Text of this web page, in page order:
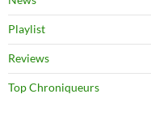
Playlist
Reviews
Top Chroniqueurs